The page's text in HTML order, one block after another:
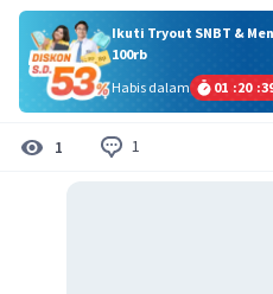
Ikuti Tryout SNBT &
100rb
Habis dalam
01 :20 :
1 1